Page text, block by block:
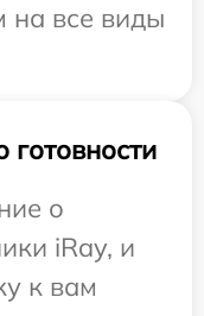
на все виды
о
iRay, и
к вам